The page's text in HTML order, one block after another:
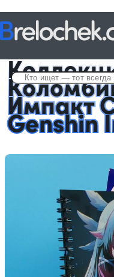
Коллекционный Бокс
Genshin Impact
Импакт
Genshin